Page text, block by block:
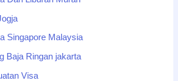
Singapore Malaysia
Baja Ringan jakarta
Visa